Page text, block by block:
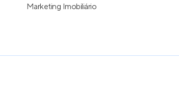
Marketing Imobiliário